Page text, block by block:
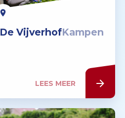
De VijverhofKampen
LEES MEER